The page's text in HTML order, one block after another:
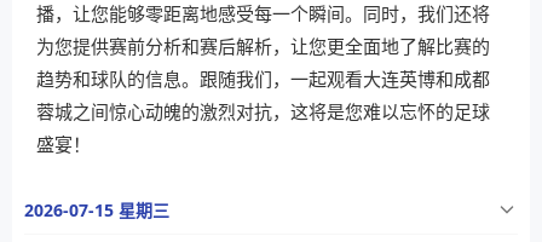
播，让您能够零距离地感受每一个瞬间。同时，我们还将
为您提供赛前分析和赛后解析，让您更全面地了解比赛的
趋势和球队的信息。跟随我们，一起观看大连英博和成都
蓉城之间惊心动魄的激烈对抗，这将是您难以忘怀的足球
盛宴！
2026-07-15 星期三